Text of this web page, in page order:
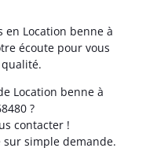
en Location benne à
écoute pour vous
Location benne à
?
contacter !
simple demande.